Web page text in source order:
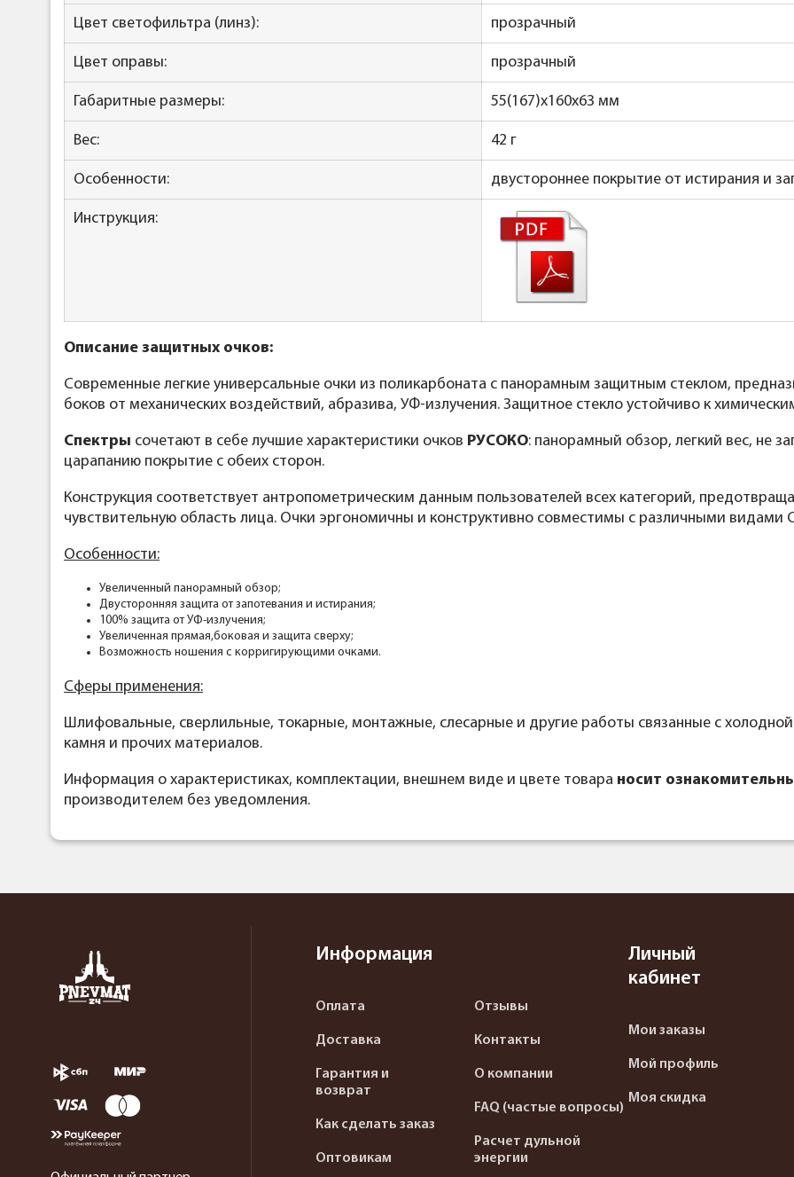
Цвет светофильтра (линз): прозрачный
Цвет оправы: прозрачный
Габаритные размеры: 55(167)х160х63 мм
Вес: 42 г
Особенности: двустороннее покрытие от истирания и
Инструкция:
Описание защитных очков:
Современные легкие универсальные очки из поликарбоната с панорамным защитным стеклом,
боков от механических воздействий, абразива, УФ-излучения. Защитное стекло устойчиво к
Спектры сочетают в себе лучшие характеристики очков РУСОКО: панорамный обзор, легкий вес, не
царапанию покрытие с обеих сторон.
Конструкция соответствует антропометрическим данным пользователей всех категорий,
чувствительную область лица. Очки эргономичны и конструктивно совместимы с различными видами
Особенности:
Увеличенный панорамный обзор;
Двусторонняя защита от запотевания и истирания;
100% защита от УФ-излучения;
Увеличенная прямая,боковая и защита сверху;
Возможность ношения с корригирующими очками.
Сферы применения:
Шлифовальные, сверлильные, токарные, монтажные, слесарные и другие работы связанные с
камня и прочих материалов.
Информация о характеристиках, комплектации, внешнем виде и цвете товара носит
производителем без уведомления.
Информация
Оплата
Доставка
Гарантия и
возврат
Как сделать заказ
Оптовикам
Отзывы
Контакты
О компании
FAQ (частые вопросы)
Расчет дульной
энергии
Личный
кабинет
Мои заказы
Мой профиль
Моя скидка